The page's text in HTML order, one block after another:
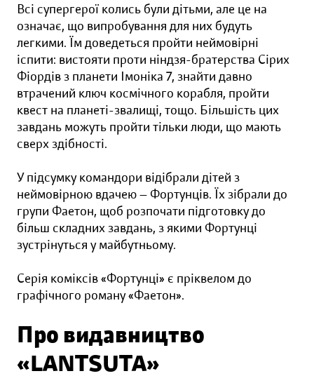
Всі супергерої колись були дітьми, але це на
означає, що випробування для них будуть
легкими. Їм доведеться пройти неймовірні
іспити: вистояти проти ніндзя-братерства Сірих
Фіордів з планети Імоніка 7, знайти давно
втрачений ключ космічного корабля, пройти
квест на планеті-звалищі, тощо. Більшість цих
завдань можуть пройти тільки люди, що мають
сверх здібності.
У підсумку командори відібрали дітей з
неймовірною вдачею — Фортунців. Їх зібрали до
групи Фаетон, щоб розпочати підготовку до
більш складних завдань, з якими Фортунці
зустрінуться у майбутньому.
Серія коміксів «Фортунці» є пріквелом до
графічного роману «Фаетон».
Про видавництво
«LANTSUTA»